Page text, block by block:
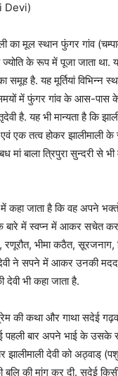
Devi)
का मूल स्थान फुंगर गांव
ज्योति के रूप में पूजा जाता था.
समूह है. यह मूर्तियां विभिन्न
समयों में फुंगर गांव के आस-पास
है. यह भी मान्यता है कि
एक तत्व होकर झालीमाली के
मां बाला त्रिपुरा सुन्दरी से
में कहा जाता है कि वह अपने
बारे में स्वप्न में आकर सचेत
रणूरौत, भीमा कठैत, सूरजनाग,
ने सपने में आकर उनकी मदद
देवी भी कहा जाता है.
की कथा और गाथा सदेई
पहली बार अपने भाई के
झालीमाली देवी को अठ्वाड्
बलि की मांग कर दी. सदेई